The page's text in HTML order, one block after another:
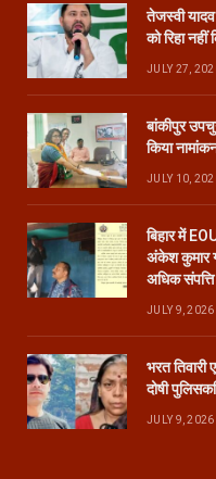
तेजस्वी
को रिहा
JULY 27,
बांकीपुर
किया
JULY 10,
बिहार में
अंकेश कुमार
अधिक
JULY 9, 2026
भरत
दोषी
JULY 9, 2026